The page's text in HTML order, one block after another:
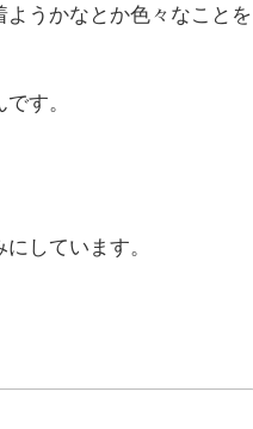
うかなとか色々なことを
す。
しています。